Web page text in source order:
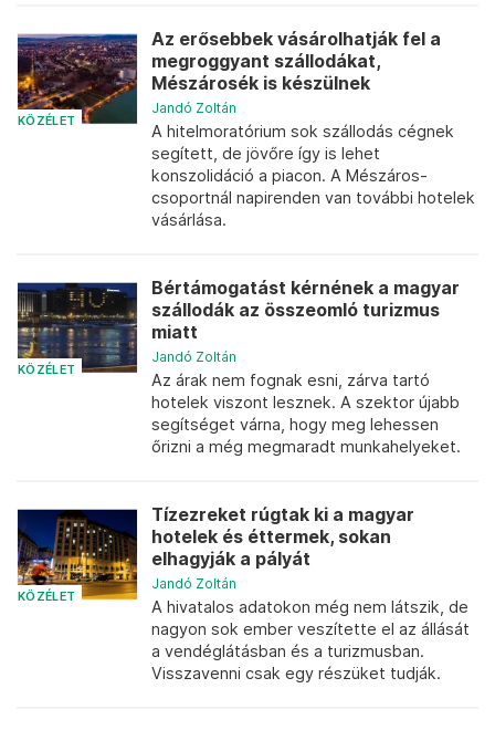
KÖZÉLET
Az erősebbek vásárolhatják fel a
megroggyant szállodákat,
Mészárosék is készülnek
Jandó Zoltán
A hitelmoratórium sok szállodás cégnek
segített, de jövőre így is lehet
konszolidáció a piacon. A Mészáros-
csoportnál napirenden van további hotelek
vásárlása.
KÖZÉLET
Bértámogatást kérnének a magyar
szállodák az összeomló turizmus
miatt
Jandó Zoltán
Az árak nem fognak esni, zárva tartó
hotelek viszont lesznek. A szektor újabb
segítséget várna, hogy meg lehessen
őrizni a még megmaradt munkahelyeket.
KÖZÉLET
Tízezreket rúgtak ki a magyar
hotelek és éttermek, sokan
elhagyják a pályát
Jandó Zoltán
A hivatalos adatokon még nem látszik, de
nagyon sok ember veszítette el az állását
a vendéglátásban és a turizmusban.
Visszavenni csak egy részüket tudják.